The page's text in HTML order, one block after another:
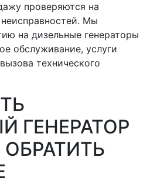
проверяются на
Мы
на дизельные генераторы
обслуживание, услуги
технического
ГЕНЕРАТОР
ОБРАТИТЬ